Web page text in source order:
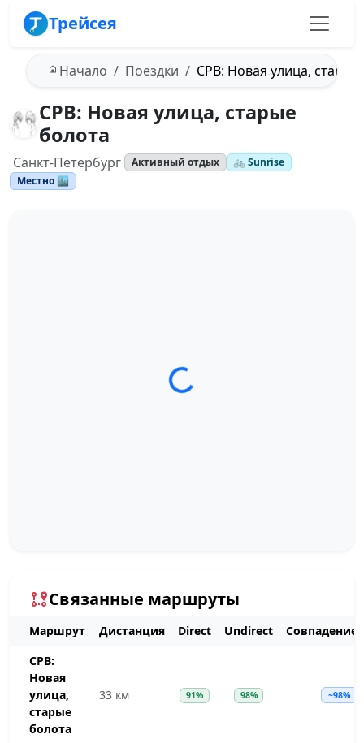
Трейсея
Начало Поездки СРВ: Новая улица, старые
СРВ: Новая улица, старые
болота
Санкт-Петербург Активный отдых
🚲 Sunrise
Местно 🏙️
Загрузка трека...
Связанные маршруты
Маршрут Дистанция Direct Undirect
Совпадение
СРВ:
Новая
улица,
старые
болота
33 км 91% 98% ~98%